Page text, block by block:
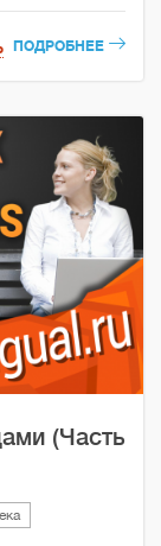
ПОДРОБНЕЕ
(Часть